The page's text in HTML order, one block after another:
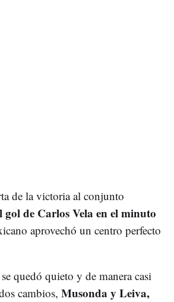
de la victoria al conjunto
gol de Carlos Vela en el minuto
aprovechó un centro perfecto
quedó quieto y de manera casi
cambios, Musonda y Leiva,